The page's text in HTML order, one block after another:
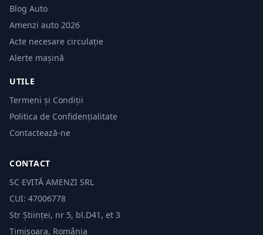
Blog Auto
Amenzi auto 2026
Acte necesare circulație
Alerte mașină
UTILE
Termeni și Condiții
Politica de Confidențialitate
Contactează-ne
CONTACT
SC EVITĂ AMENZI SRL
CUI: 47006778
Str Științei, nr 5, bl.D41, et 3
Timișoara, România